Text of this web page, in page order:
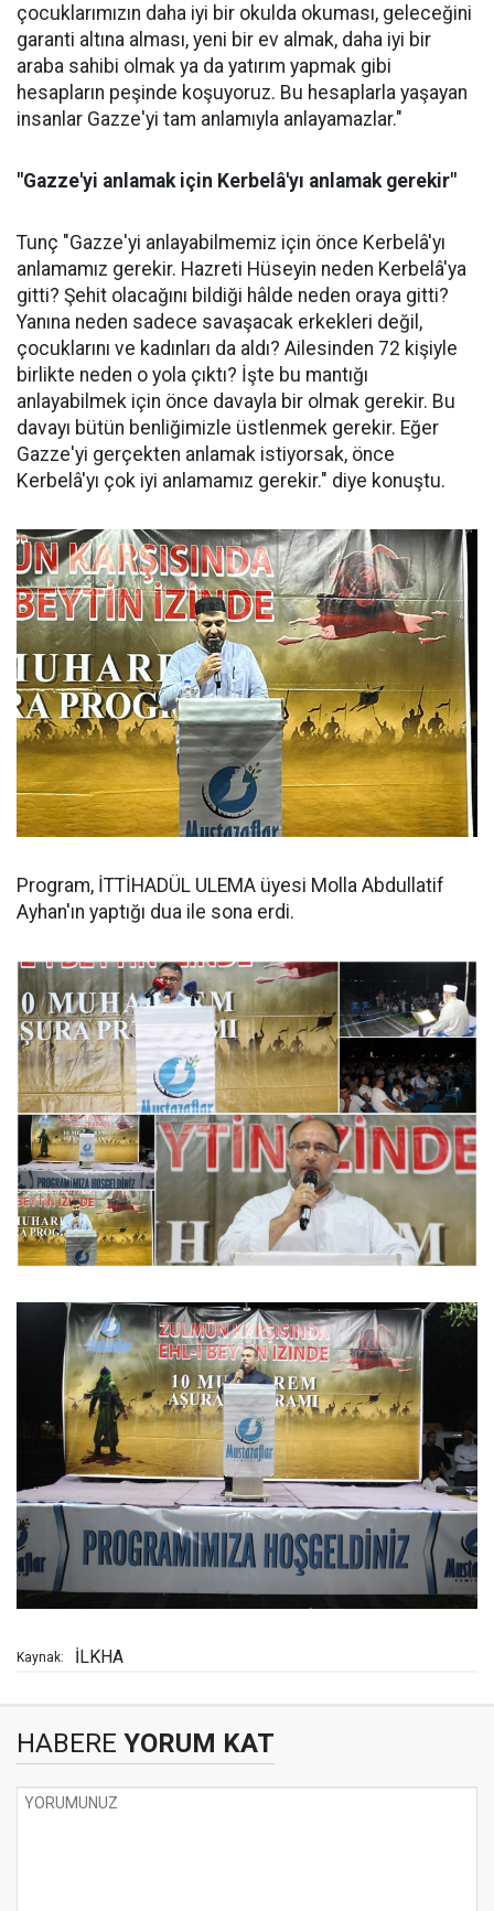
çocuklarımızın daha iyi bir okulda okuması, geleceğini
garanti altına alması, yeni bir ev almak, daha iyi bir
araba sahibi olmak ya da yatırım yapmak gibi
hesapların peşinde koşuyoruz. Bu hesaplarla yaşayan
insanlar Gazze'yi tam anlamıyla anlayamazlar."
"Gazze'yi anlamak için Kerbelâ'yı anlamak gerekir"
Tunç "Gazze'yi anlayabilmemiz için önce Kerbelâ'yı
anlamamız gerekir. Hazreti Hüseyin neden Kerbelâ'ya
gitti? Şehit olacağını bildiği hâlde neden oraya gitti?
Yanına neden sadece savaşacak erkekleri değil,
çocuklarını ve kadınları da aldı? Ailesinden 72 kişiyle
birlikte neden o yola çıktı? İşte bu mantığı
anlayabilmek için önce davayla bir olmak gerekir. Bu
davayı bütün benliğimizle üstlenmek gerekir. Eğer
Gazze'yi gerçekten anlamak istiyorsak, önce
Kerbelâ'yı çok iyi anlamamız gerekir." diye konuştu.
Program, İTTİHADÜL ULEMA üyesi Molla Abdullatif
Ayhan'ın yaptığı dua ile sona erdi.
Kaynak: İLKHA
HABERE YORUM KAT